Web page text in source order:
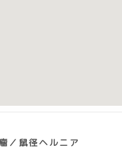
／鼠径ヘルニア